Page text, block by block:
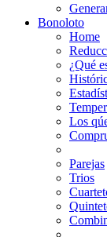
Bonoloto
Home
¿Qué
Los
Parejas
Trios